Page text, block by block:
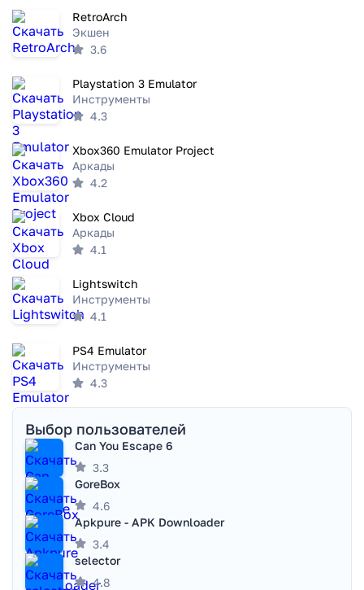
RetroArch
Экшен
3.6
Playstation 3 Emulator
Инструменты
4.3
Xbox360 Emulator Project
Аркады
4.2
Xbox Cloud
Аркады
4.1
Lightswitch
Инструменты
4.1
PS4 Emulator
Инструменты
4.3
Выбор пользователей
Can You Escape 6
3.3
GoreBox
4.6
Apkpure - APK Downloader
3.4
selector
4.8